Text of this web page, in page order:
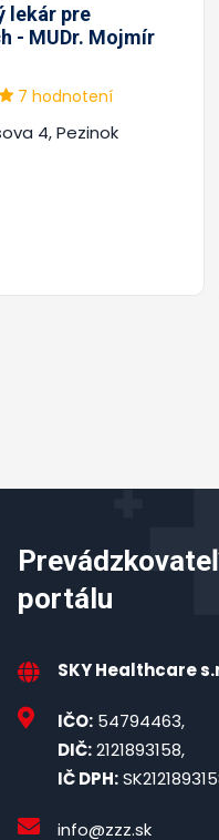
lekár pre
- MUDr. Mojmír
7 hodnotení
4, Pezinok
portálu
SKY Healthcare
IČO: 54794463,
DIČ:2121893158,
IČ DPH:
info@zzz.sk